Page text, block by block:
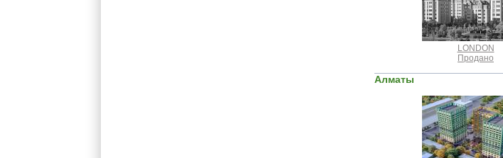
LONDON
Продано
Алматы